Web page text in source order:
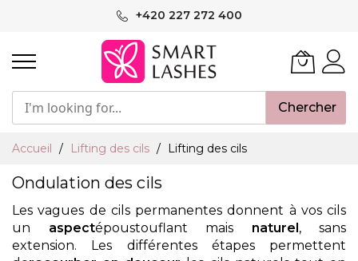
+420 227 272 400
Chercher
Accueil Lifting des cils Lifting des cils
Ondulation des cils
Les vagues de cils permanentes donnent à vos cils
un aspectépoustouflant mais naturel, sans
extension. Les différentes étapes permettent